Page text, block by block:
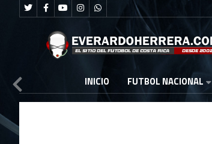
INICIO FUTBOL NACIONAL